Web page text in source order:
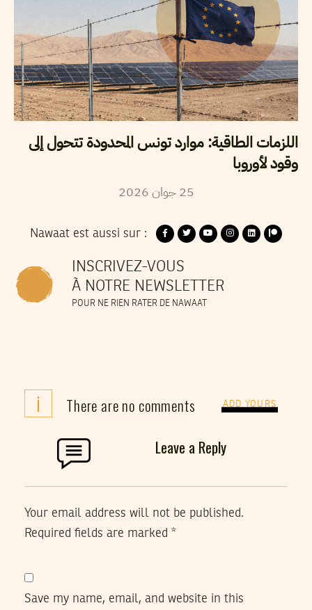
اللزمات الطاقية: موارد تونس المحدودة تتحول إلى
وقود لأوروبا
25 جوان2026
Nawaat est aussi sur :
INSCRIVEZ-VOUS
À NOTRE NEWSLETTER
POUR NE RIEN RATER DE NAWAAT
i There are no comments ADD YOURS
Leave a Reply
Your email address will not be published.
Required fields are marked *
Save my name, email, and website in this